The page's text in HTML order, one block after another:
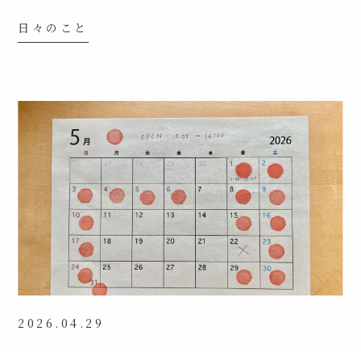
日々のこと
2026.04.29